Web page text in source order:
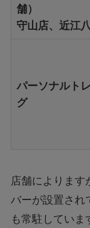
舗）
守山店、近江
パーソナルト
グ
店舗によります
バーが設置され
も常駐していま